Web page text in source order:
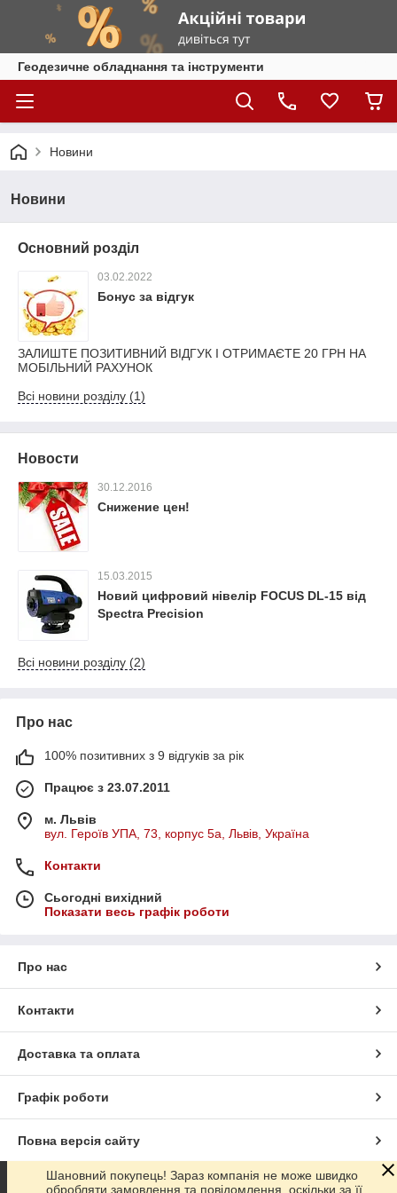
Геодезичне обладнання та інструменти
Новини
Новини
Основний розділ
03.02.2022
Бонус за відгук
ЗАЛИШТЕ ПОЗИТИВНИЙ ВІДГУК І ОТРИМАЄТЕ 20 ГРН НА
МОБІЛЬНИЙ РАХУНОК
Всі новини розділу (1)
Новости
30.12.2016
Снижение цен!
15.03.2015
Новий цифровий нівелір FOCUS DL-15 від
Spectra Precision
Всі новини розділу (2)
Про нас
100% позитивних з 9 відгуків за рік
Працює з 23.07.2011
м. Львів
вул. Героїв УПА, 73, корпус 5а, Львів, Україна
Контакти
Сьогодні вихідний
Показати весь графік роботи
Про нас
Контакти
Доставка та оплата
Графік роботи
Повна версія сайту
Сайт створено на маркетплейсіProm.ua
Шановний покупець! Зараз компанія не може швидко
обробляти замовлення та повідомлення, оскільки за її